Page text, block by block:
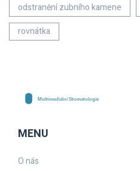
odstranění zubního kamene
rovnátka
MENU
O nás